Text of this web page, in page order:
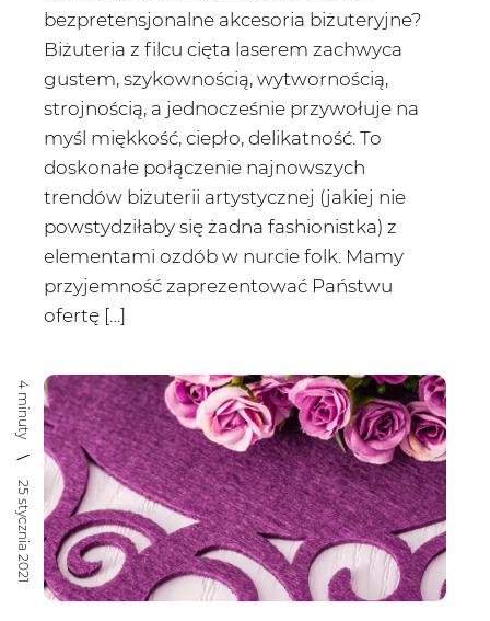
bezpretensjonalne akcesoria biżuteryjne?
Biżuteria z filcu cięta laserem zachwyca
gustem, szykownością, wytwornością,
strojnością, a jednocześnie przywołuje na
myśl miękkość, ciepło, delikatność. To
doskonałe połączenie najnowszych
trendów biżuterii artystycznej (jakiej nie
powstydziłaby się żadna fashionistka) z
elementami ozdób w nurcie folk. Mamy
przyjemność zaprezentować Państwu
ofertę […]
4 minuty
25 stycznia 2021